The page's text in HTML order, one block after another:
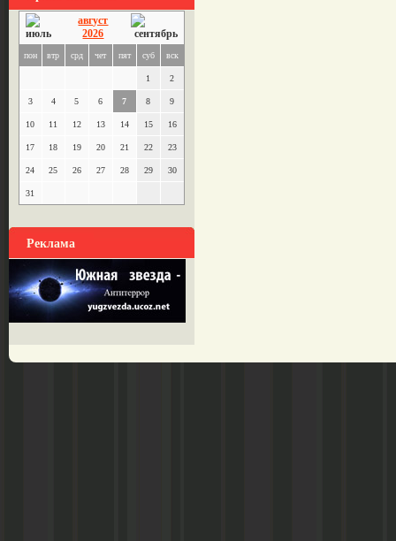
август
2026
пон втр срд чет пят суб вск
1 2
3 4 5 6 7 8 9
10 11 12 13 14 15 16
17 18 19 20 21 22 23
24 25 26 27 28 29 30
31
Реклама